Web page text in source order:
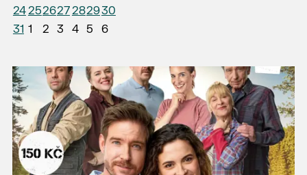
24252627282930
31 1 2 3 4 5 6